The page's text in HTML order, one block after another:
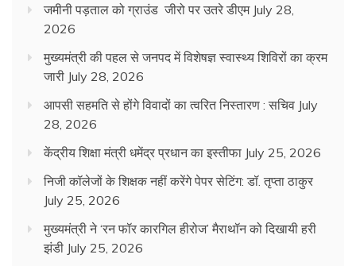
जमीनी पड़ताल को ग्राउंड जीरो पर उतरे डीएम July 28,
2026
मुख्यमंत्री की पहल से जनपद में विशेषज्ञ स्वास्थ्य शिविरों का क्रम
जारी July 28, 2026
आपसी सहमति से होंगे विवादों का त्वरित निस्तारण : सचिव July
28, 2026
केंद्रीय शिक्षा मंत्री धमेंद्र प्रधान का इस्तीफा July 25, 2026
निजी कॉलेजों के शिक्षक नहीं करेंगे पेपर सेटिंग: डॉ. तृप्ता ठाकुर
July 25, 2026
मुख्यमंत्री ने ‘रन फॉर कारगिल हीरोज’ मैराथॉन को दिखायी हरी
झंडी July 25, 2026